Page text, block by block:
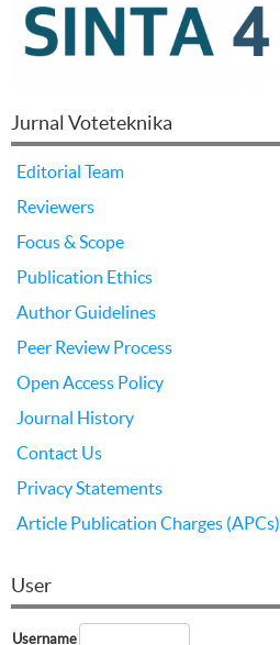
Jurnal Voteteknika
Editorial Team
Reviewers
Focus & Scope
Publication Ethics
Author Guidelines
Peer Review Process
Open Access Policy
Journal History
Contact Us
Privacy Statements
Article Publication Charges (APCs)
User
Username